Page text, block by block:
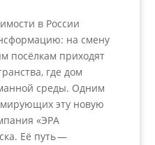
в России
на смену
посёлкам приходят
где дом
среды. Одним
эту новую
«ЭРА
Её путь —